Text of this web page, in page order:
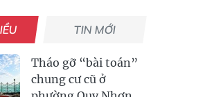
TIN MỚI
Tháo gỡ “bài toán”
chung cư cũ ở